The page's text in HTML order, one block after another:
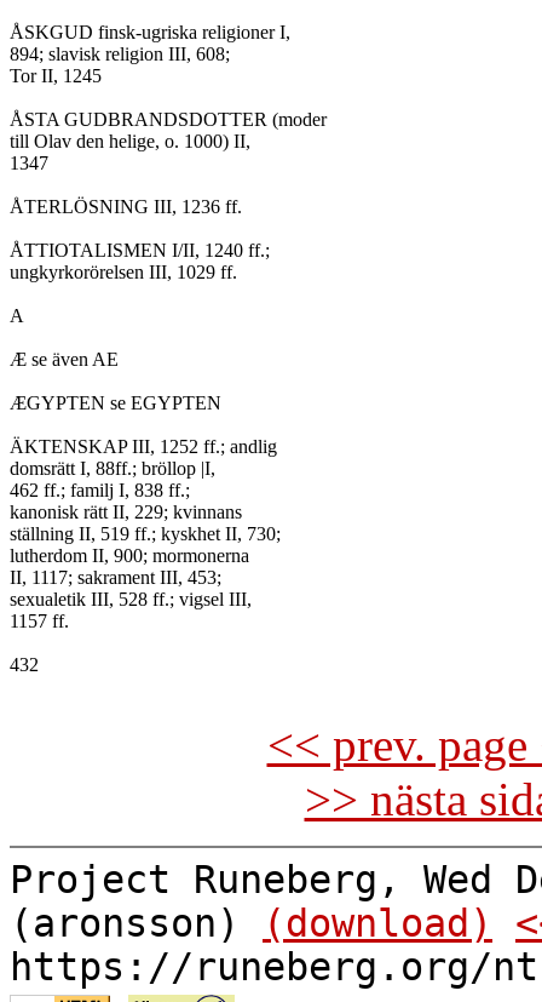
ÅSKGUD finsk-ugriska religioner I,
894; slavisk religion III, 608;
Tor II, 1245
ÅSTA GUDBRANDSDOTTER (moder
till Olav den helige, o. 1000) II,
1347
ÅTERLÖSNING III, 1236 ff.
ÅTTIOTALISMEN I/II, 1240 ff.;
ungkyrkorörelsen III, 1029 ff.
A
Æ se även AE
ÆGYPTEN se EGYPTEN
ÄKTENSKAP III, 1252 ff.; andlig
domsrätt I, 88ff.; bröllop |I,
462 ff.; familj I, 838 ff.;
kanonisk rätt II, 229; kvinnans
ställning II, 519 ff.; kyskhet II, 730;
lutherdom II, 900; mormonerna
II, 1117; sakrament III, 453;
sexualetik III, 528 ff.; vigsel III,
1157 ff.
432
<< prev.
>> nästa
Project Runeberg, Wed
(aronsson)
(download)
https://runeberg.org/